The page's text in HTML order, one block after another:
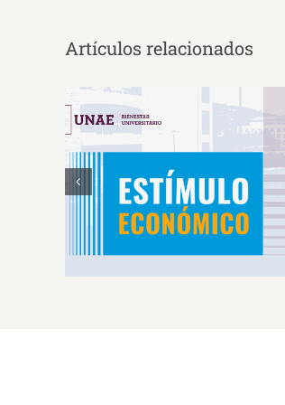
Artículos relacionados
Estímulos Económicos para
Deportistas de Alto
Rendimiento IS2026